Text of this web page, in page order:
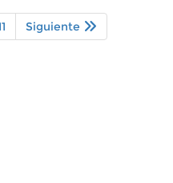
Siguiente